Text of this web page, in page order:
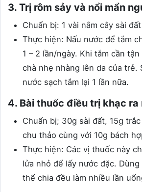
3. Trị rôm sảy và nổi mẩn
Chuẩn bị: 1 vài nắm cây sài
Thực hiện: Nấu nước để tắm
1 – 2 lần/ngày. Khi tắm cần
chà nhẹ nhàng lên da của trẻ.
nước sạch tắm lại 1 lần nữa.
4. Bài thuốc điều trị khạc ra
Chuẩn bị; 30g sài đất, 15g
chu thảo cùng với 10g bách
Thực hiện: Các vị thuốc này
lửa nhỏ để lấy nước đặc.
thể chia đều làm nhiều lần